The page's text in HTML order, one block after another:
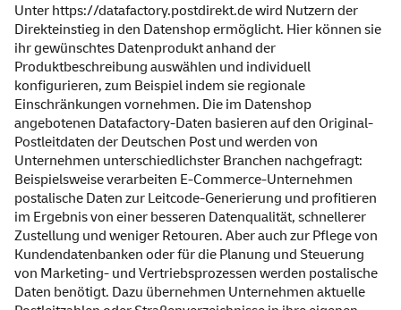
Unter https://datafactory.postdirekt.dewird Nutzern der
Direkteinstieg in den Datenshop ermöglicht. Hier können sie
ihr gewünschtes Datenprodukt anhand der
Produktbeschreibung auswählen und individuell
konfigurieren, zum Beispiel indem sie regionale
Einschränkungen vornehmen. Die im Datenshop
angebotenen Datafactory-Daten basieren auf den Original-
Postleitdaten der Deutschen Post und werden von
Unternehmen unterschiedlichster Branchen nachgefragt:
Beispielsweise verarbeiten E-Commerce-Unternehmen
postalische Daten zur Leitcode-Generierung und profitieren
im Ergebnis von einer besseren Datenqualität, schnellerer
Zustellung und weniger Retouren. Aber auch zur Pflege von
Kundendatenbanken oder für die Planung und Steuerung
von Marketing- und Vertriebsprozessen werden postalische
Daten benötigt. Dazu übernehmen Unternehmen aktuelle